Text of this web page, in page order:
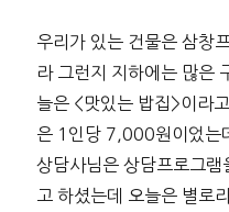
우리가 있는 건물은 삼창
라 그런지 지하에는 많은
늘은 <맛있는 밥집>이라
은 1인당 7,000원이었는
상담사님은 상담프로그램
고 하셨는데 오늘은 별로